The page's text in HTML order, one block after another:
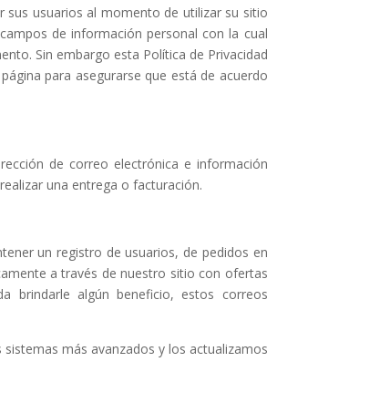
usuarios al momento de utilizar su sitio
de información personal con la cual
Sin embargo esta Política de Privacidad
para asegurarse que está de acuerdo
de correo electrónica e información
una entrega o facturación.
un registro de usuarios, de pedidos en
a través de nuestro sitio con ofertas
brindarle algún beneficio, estos correos
más avanzados y los actualizamos